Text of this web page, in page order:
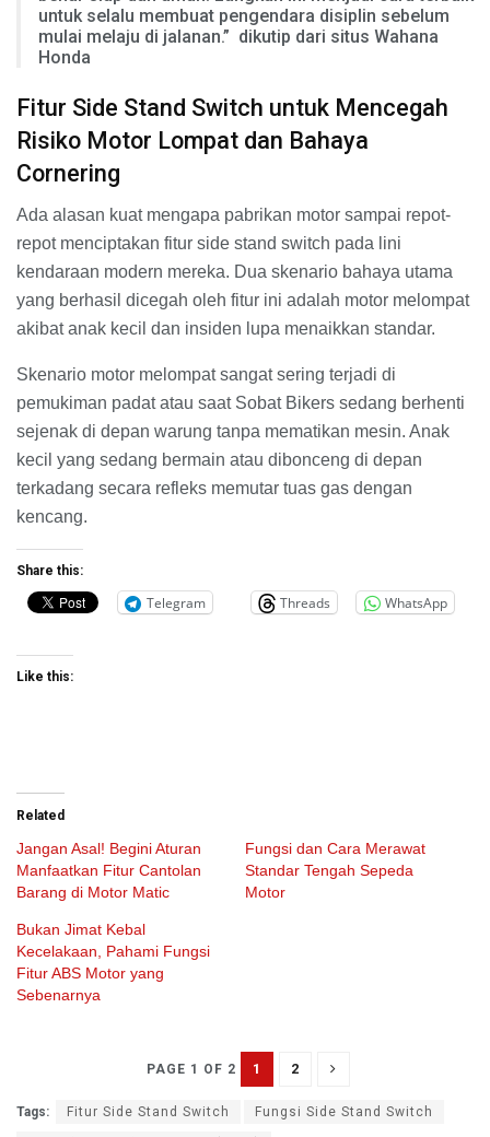
untuk selalu membuat pengendara disiplin sebelum
mulai melaju di jalanan.” dikutip dari situs Wahana
Honda
Fitur Side Stand Switch untuk Mencegah
Risiko Motor Lompat dan Bahaya
Cornering
Ada alasan kuat mengapa pabrikan motor sampai repot-
repot menciptakan fitur side stand switch pada lini
kendaraan modern mereka. Dua skenario bahaya utama
yang berhasil dicegah oleh fitur ini adalah motor melompat
akibat anak kecil dan insiden lupa menaikkan standar.
Skenario motor melompat sangat sering terjadi di
pemukiman padat atau saat Sobat Bikers sedang berhenti
sejenak di depan warung tanpa mematikan mesin. Anak
kecil yang sedang bermain atau dibonceng di depan
terkadang secara refleks memutar tuas gas dengan
kencang.
Share this:
Telegram Threads WhatsApp
Like this:
Related
Jangan Asal! Begini Aturan
Manfaatkan Fitur Cantolan
Barang di Motor Matic
Fungsi dan Cara Merawat
Standar Tengah Sepeda
Motor
Bukan Jimat Kebal
Kecelakaan, Pahami Fungsi
Fitur ABS Motor yang
Sebenarnya
PAGE 1 OF 2 1 2
Tags: Fitur Side Stand Switch Fungsi Side Stand Switch